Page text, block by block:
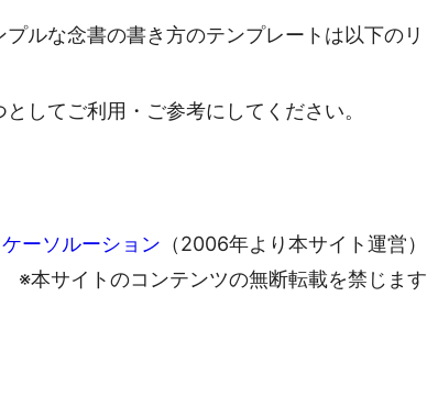
ルな念書の書き方のテンプレートは以下のリ
してご利用・ご参考にしてください。
ケーソルーション （2006年より本サイト運営）
※本サイトのコンテンツの無断転載を禁じます